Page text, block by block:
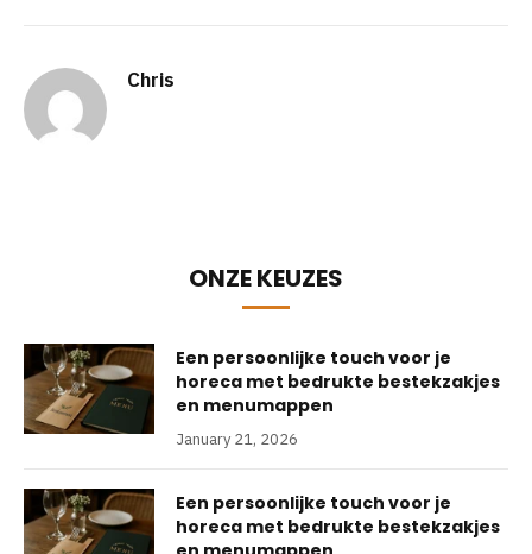
Chris
ONZE KEUZES
Een persoonlijke touch voor je
horeca met bedrukte bestekzakjes
en menumappen
January 21, 2026
Een persoonlijke touch voor je
horeca met bedrukte bestekzakjes